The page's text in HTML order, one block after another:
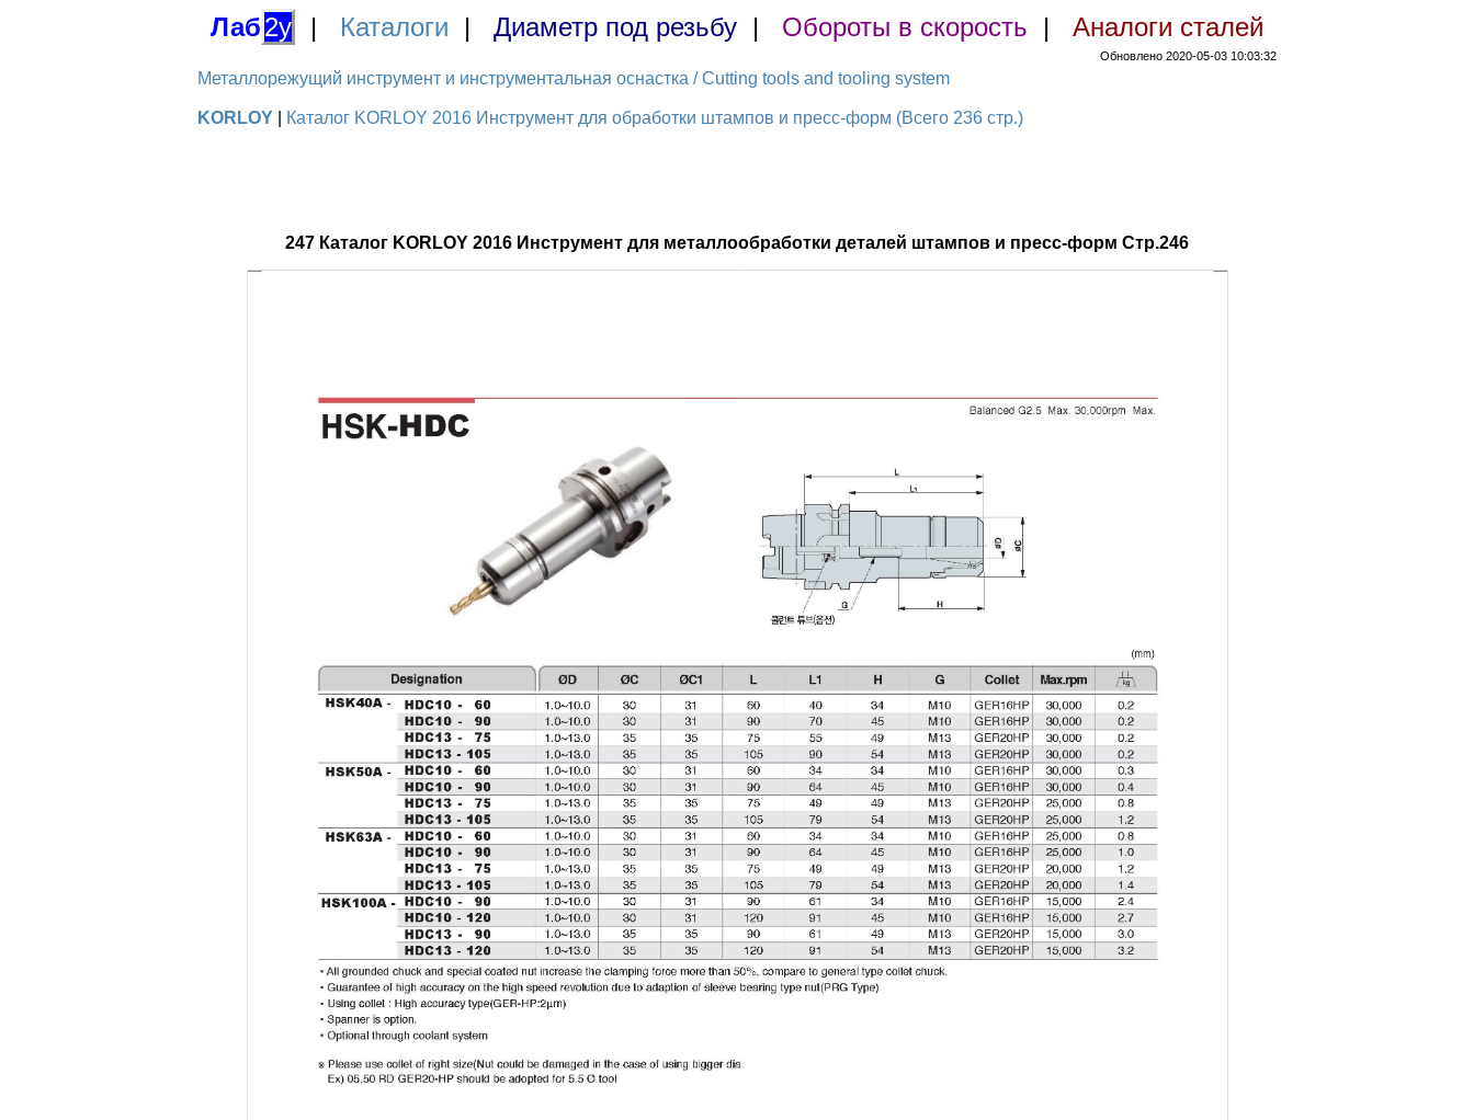
Лаб2у | Каталоги | Диаметр под резьбу | Обороты в скорость | Аналоги сталей
Обновлено 2020-05-03 10:03:32
Металлорежущий инструмент и инструментальная оснастка / Cutting tools and tooling system
KORLOY Каталог KORLOY 2016 Инструмент для обработки штампов и пресс-форм (Всего 236 стр.)
247 Каталог KORLOY 2016 Инструмент для металлообработки деталей штампов и пресс-форм Стр.246